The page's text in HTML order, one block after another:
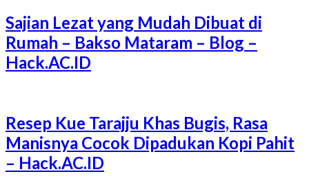
Sajian Lezat yang Mudah Dibuat di
Rumah – Bakso Mataram – Blog –
Hack.AC.ID
Resep Kue Tarajju Khas Bugis, Rasa
Manisnya Cocok Dipadukan Kopi Pahit
– Hack.AC.ID